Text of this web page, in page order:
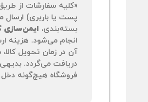
«کلیه سفارشات از
پست یا باربری) ارسال
بسته‌بندی، ایمن‌سازی
انجام می‌شود. هزینه
آن در زمان تحویل
دریافت می‌گردد.
فروشگاه هیچ‌گونه